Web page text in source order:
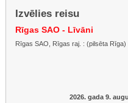
Izvēlies reisu
Rīgas SAO - Līvāni
Rīgas SAO, Rīgas raj. : (pilsēta
2026. gada 9.